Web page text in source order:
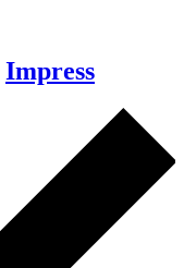
Impress